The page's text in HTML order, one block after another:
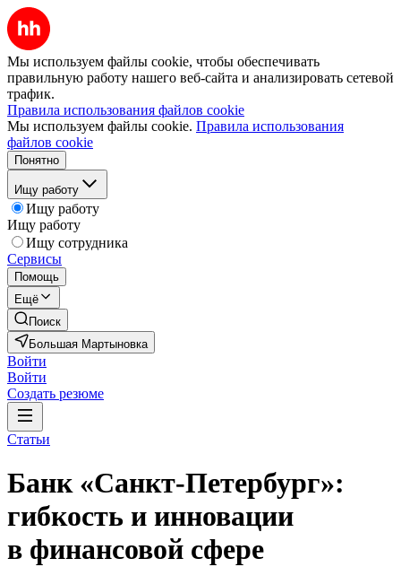
Мы используем файлы cookie, чтобы обеспечивать
правильную работу нашего веб-сайта и анализировать сетевой
трафик.
Правила использования файлов cookie
Мы используем файлы cookie. Правила использования
файлов cookie
Понятно
Ищу работу
Ищу работу
Ищу работу
Ищу сотрудника
Сервисы
Помощь
Ещё
Поиск
Большая Мартыновка
Войти
Войти
Создать резюме
Статьи
Банк «Санкт-Петербург»:
гибкость и инновации
в финансовой сфере